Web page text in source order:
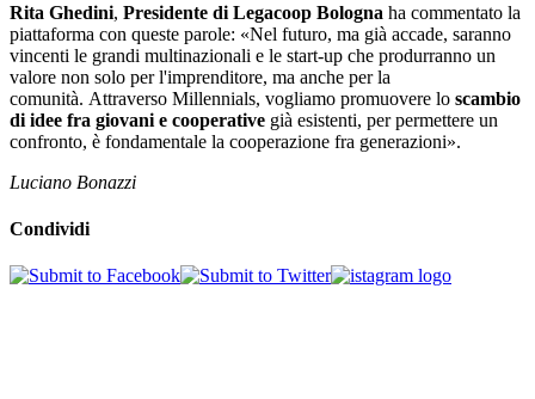
Rita Ghedini, Presidente di Legacoop Bologna ha commentato la
piattaforma con queste parole: «Nel futuro, ma già accade, saranno
vincenti le grandi multinazionali e le start-up che produrranno un
valore non solo per l'imprenditore, ma anche per la
comunità. Attraverso Millennials, vogliamo promuovere lo scambio
di idee fra giovani e cooperative già esistenti, per permettere un
confronto, è fondamentale la cooperazione fra generazioni».
Luciano Bonazzi
Condividi